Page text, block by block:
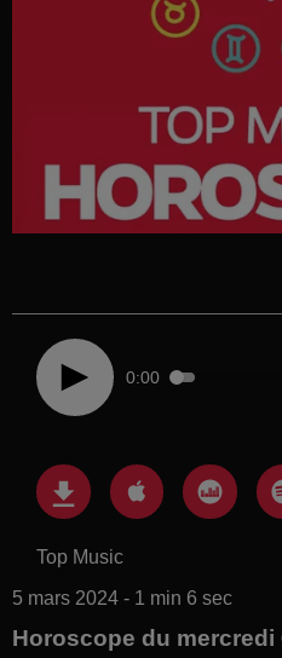
0:00
Top Music
5 mars 2024 - 1 min 6 sec
Horoscope du mercredi